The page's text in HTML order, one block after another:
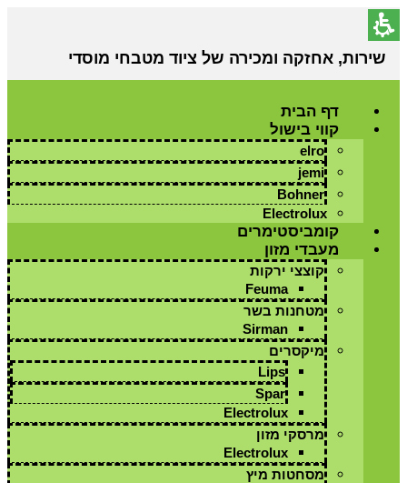
שירות, אחזקה ומכירה של ציוד מטבחי מוסדי
דף הבית
קווי בישול
elro
jemi
Bohner
Electrolux
קומביסטימרים
מעבדי מזון
קוצצי ירקות
Feuma
מטחנות בשר
Sirman
מיקסרים
Lips
Spar
Electrolux
מרסקי מזון
Electrolux
מסחטות מיץ